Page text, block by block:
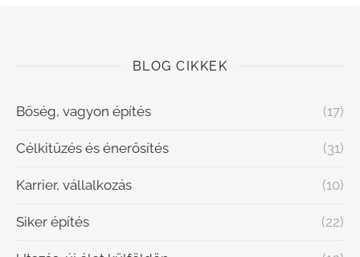
BLOG CIKKEK
Bőség, vagyon építés (17)
Célkitűzés és énerősítés (31)
Karrier, vállalkozás (10)
Siker építés (22)